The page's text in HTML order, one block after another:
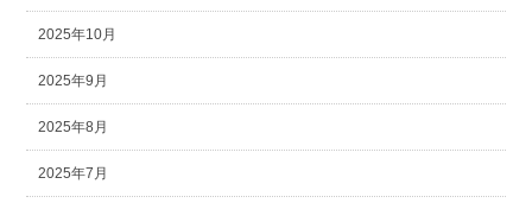
2025年10月
2025年9月
2025年8月
2025年7月